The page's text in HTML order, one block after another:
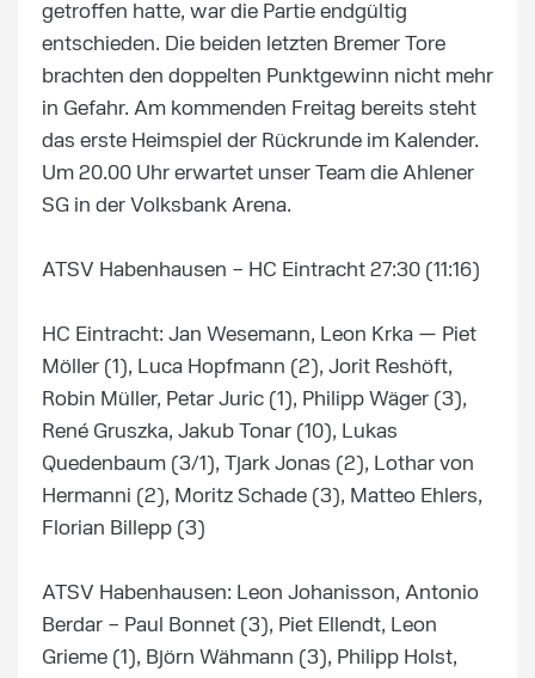
getroffen hatte, war die Partie endgültig
entschieden. Die beiden letzten Bremer Tore
brachten den doppelten Punktgewinn nicht mehr
in Gefahr. Am kommenden Freitag bereits steht
das erste Heimspiel der Rückrunde im Kalender.
Um 20.00 Uhr erwartet unser Team die Ahlener
SG in der Volksbank Arena.
ATSV Habenhausen – HC Eintracht 27:30 (11:16)
HC Eintracht: Jan Wesemann, Leon Krka — Piet
Möller (1), Luca Hopfmann (2), Jorit Reshöft,
Robin Müller, Petar Juric (1), Philipp Wäger (3),
René Gruszka, Jakub Tonar (10), Lukas
Quedenbaum (3/1), Tjark Jonas (2), Lothar von
Hermanni (2), Moritz Schade (3), Matteo Ehlers,
Florian Billepp (3)
ATSV Habenhausen: Leon Johanisson, Antonio
Berdar – Paul Bonnet (3), Piet Ellendt, Leon
Grieme (1), Björn Wähmann (3), Philipp Holst,